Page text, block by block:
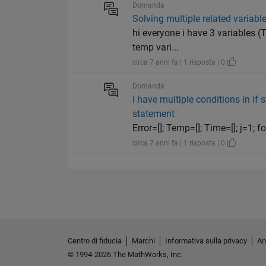
Domanda
Solving multiple related
hi everyone i have 3 variables
temp vari...
circa 7 anni fa | 1 risposta | 0
Domanda
i have multiple conditions in if
statement
Error=[]; Temp=[]; Time=[]; j=1;
circa 7 anni fa | 1 risposta | 0
Centro di fiducia Marchi Informativa sulla privacy
© 1994-2026 The MathWorks, Inc.